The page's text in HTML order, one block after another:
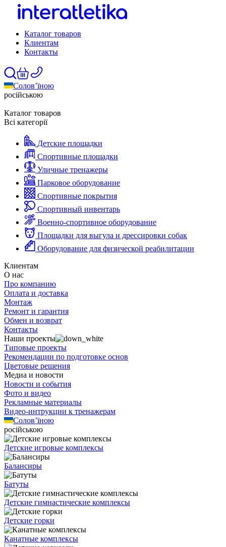
Каталог товаров
Клиентам
Контакты
Солов’їною
російською
Каталог товаров
Всі категорії
Детские площадки
Спортивные площадки
Уличные тренажеры
Парковое оборудование
Спортивные покрытия
Спортивный инвентарь
Военно-спортивное оборудование
Площадки для выгула и дрессировки собак
Оборудование для физической реабилитации
Клиентам
О нас
Про компанию
Оплата и доставка
Монтаж
Ремонт и гарантия
Обмен и возврат
Контакты
Наши проекты
Типовые проекты
Рекомендации по подготовке основ
Цветовые решения
Медиа и новости
Новости и события
Фото и видео
Рекламные материалы
Видео-интрукции к тренажерам
Солов’їною
російською
Детские игровые комплексы
Балансиры
Батуты
Детские гимнастические комплексы
Детские горки
Канатные комплексы